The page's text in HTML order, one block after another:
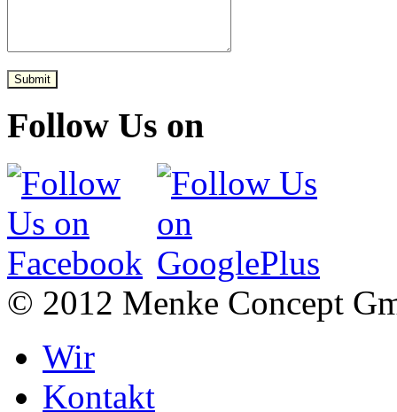
Submit
Follow Us on
© 2012 Menke Concept
Wir
Kontakt